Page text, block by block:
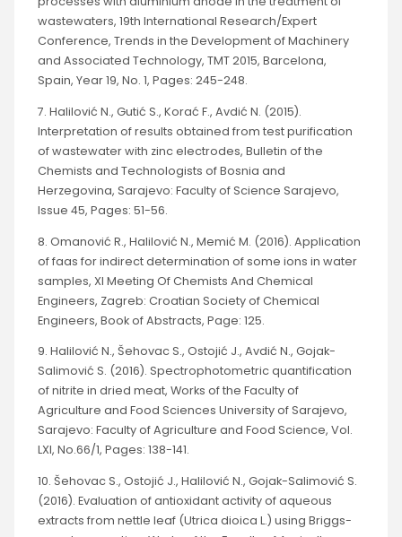
wastewaters, 19th International Research/Expert
Conference, Trends in the Development of Machinery
and Associated Technology, TMT 2015, Barcelona,
Spain, Year 19, No. 1, Pages: 245-248.
7. Halilović N., Gutić S., Korać F., Avdić N. (2015).
Interpretation of results obtained from test purification
of wastewater with zinc electrodes, Bulletin of the
Chemists and Technologists of Bosnia and
Herzegovina, Sarajevo: Faculty of Science Sarajevo,
Issue 45, Pages: 51-56.
8. Omanović R., Halilović N., Memić M. (2016). Application
of faas for indirect determination of some ions in water
samples, XI Meeting Of Chemists And Chemical
Engineers, Zagreb: Croatian Society of Chemical
Engineers, Book of Abstracts, Page: 125.
9. Halilović N., Šehovac S., Ostojić J., Avdić N., Gojak-
Salimović S. (2016). Spectrophotometric quantification
of nitrite in dried meat, Works of the Faculty of
Agriculture and Food Sciences University of Sarajevo,
Sarajevo: Faculty of Agriculture and Food Science, Vol.
LXI, No.66/1, Pages: 138-141.
10. Šehovac S., Ostojić J., Halilović N., Gojak-Salimović S.
(2016). Evaluation of antioxidant activity of aqueous
extracts from nettle leaf (Utrica dioica L.) using Briggs-